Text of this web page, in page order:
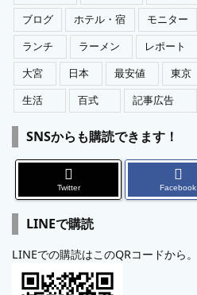
ブログ
ホテル・宿 モニター
ランチ
ラーメン レポート
大宮
日本 最安値 東京
生活
百式 記事広告
SNSからも購読できます！
Twitter Facebook
LINEで購読
LINEでの購読はこのQRコードから。